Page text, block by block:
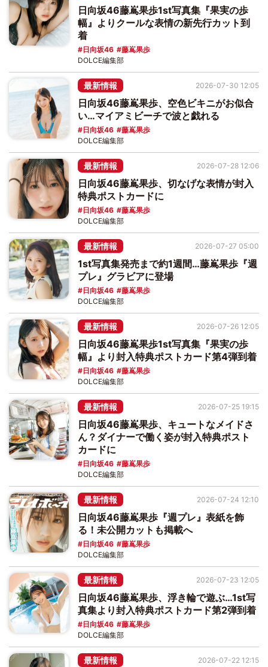
日向坂46藤嶌果歩1st写真集『果実の歩
幅』よりクールな表情の新先行カット到
着
日向坂46 藤嶌果歩
DOLCE編集部
最新情報
日向坂46藤嶌果歩、空色ビキニがお似合
い…マイアミビーチで波と戯れる
日向坂46 藤嶌果歩
2026-07-30 12:05
DOLCE編集部
最新情報
日向坂46藤嶌果歩、切なげな表情が封入
特典ポストカードに
日向坂46 藤嶌果歩
2026-07-28 12:06
DOLCE編集部
最新情報
1st写真集発売まで約1週間…藤嶌果歩『週
プレ』グラビアに登場
日向坂46 藤嶌果歩
2026-07-27 05:00
DOLCE編集部
最新情報
日向坂46藤嶌果歩1st写真集『果実の歩
幅』より封入特典ポストカード第4弾到着
日向坂46 藤嶌果歩
2026-07-26 12:05
DOLCE編集部
最新情報
日向坂46藤嶌果歩、キュートなメイドさ
ん？ダイナーで働く姿が封入特典ポスト
カードに
日向坂46 藤嶌果歩
2026-07-25 19:15
DOLCE編集部
最新情報
日向坂46藤嶌果歩『週プレ』表紙を飾
る！未公開カットも掲載へ
日向坂46 藤嶌果歩
2026-07-24 12:10
DOLCE編集部
最新情報
日向坂46藤嶌果歩、浮き輪で遊ぶ…1st写
真集より封入特典ポストカード第2弾到着
日向坂46 藤嶌果歩
2026-07-23 12:05
DOLCE編集部
最新情報 2026-07-22 12:15